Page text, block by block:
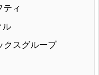
ティ
ル
クスグループ